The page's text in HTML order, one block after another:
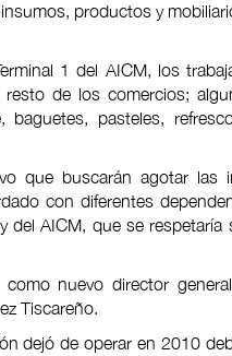
productos y
1 del AICM, los
de los comercios;
baguetes, pasteles,
que buscarán agotar las
con diferentes
del AICM, que se
nuevo director
Tiscareño.
dejó de operar en 2010